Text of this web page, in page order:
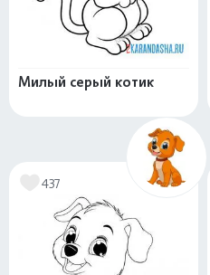
Милый серый котик
437